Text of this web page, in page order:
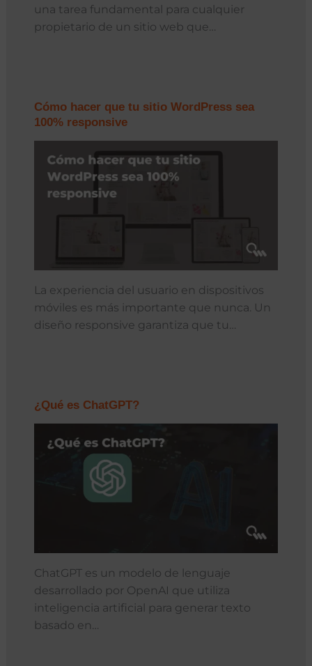
una tarea fundamental para cualquier
propietario de un sitio web que…
Cómo hacer que tu sitio WordPress sea
100% responsive
La experiencia del usuario en dispositivos
móviles es más importante que nunca. Un
diseño responsive garantiza que tu…
¿Qué es ChatGPT?
ChatGPT es un modelo de lenguaje
desarrollado por OpenAI que utiliza
inteligencia artificial para generar texto
basado en…